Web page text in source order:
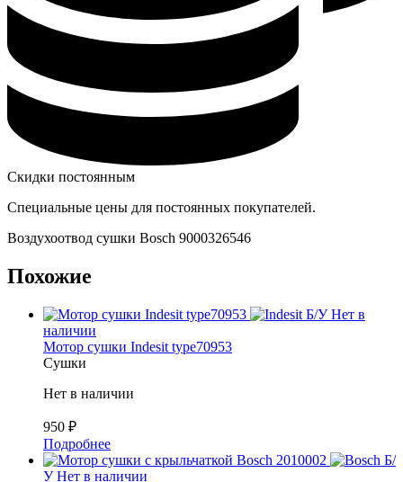
Скидки постоянным
Специальные цены для постоянных покупателей.
Воздухоотвод сушки Bosch 9000326546
Похожие
Б/У Нет в
наличии
Мотор сушки Indesit type70953
Сушки
Нет в наличии
950 ₽
Подробнее
Б/
У Нет в наличии